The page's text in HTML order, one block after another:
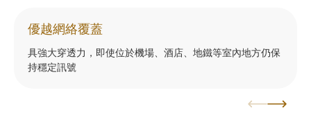
優越網絡覆蓋
具強大穿透力，即使位於機場、酒店、地鐵等室內地方仍保
持穩定訊號